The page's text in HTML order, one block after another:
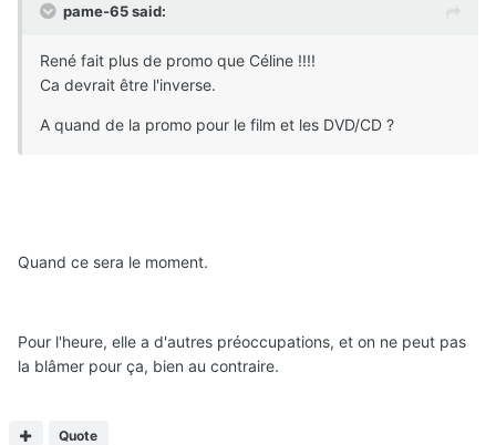
pame-65 said:
René fait plus de promo que Céline !!!!
Ca devrait être l'inverse.
A quand de la promo pour le film et les DVD/CD ?
Quand ce sera le moment.
Pour l'heure, elle a d'autres préoccupations, et on ne peut pas
la blâmer pour ça, bien au contraire.
Quote